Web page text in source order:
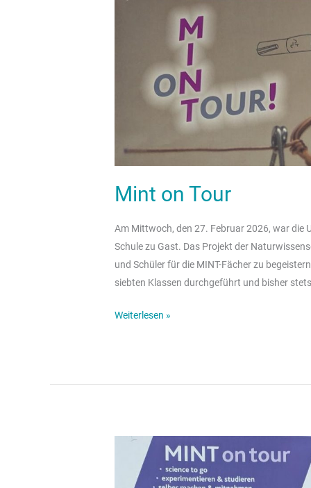
Mint on Tour
Am Mittwoch, den 27. Februar 2026, war die
Schule zu Gast. Das Projekt der
und Schüler für die MINT-Fächer zu
siebten Klassen durchgeführt und bisher
Weiterlesen »